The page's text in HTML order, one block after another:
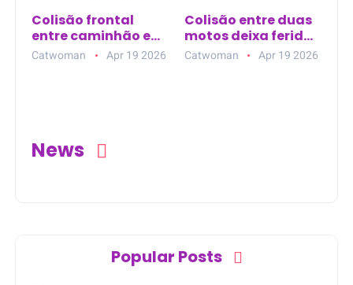
Colisão frontal
entre caminhão e
SUV deixa três
mortos na BR-101
Catwoman Apr 19 2026
Colisão entre duas
motos deixa feridos
na avenida
principal de Nova
Catwoman Apr 19 2026
News
Popular Posts